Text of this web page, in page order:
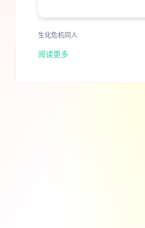
生化危机同人
阅读更多